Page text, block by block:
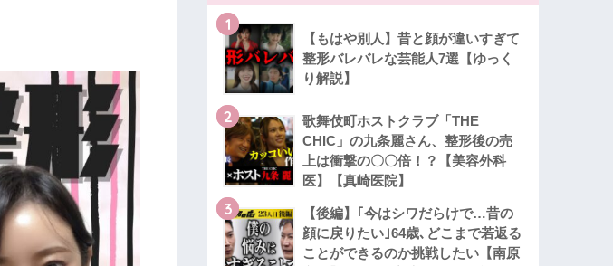
1
【もはや別人】昔と顔が違いすぎて
整形バレバレな芸能人7選【ゆっく
り解説】
2
歌舞伎町ホストクラブ「THE
CHIC」の九条麗さん、整形後の売
上は衝撃の〇〇倍！？【美容外科
医】【真崎医院】
3
【後編】｢今はシワだらけで…昔の
顔に戻りたい｣64歳､どこまで若返る
ことができるのか挑戦したい【南原